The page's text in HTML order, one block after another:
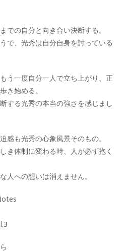
での自分と向き合い決断する。
で、光秀は自分自身を討っている
う一度自分一人で立ち上がり、正
き始める。
する光秀の本当の強さを感じまし
感も光秀の心象風景そのもの。
き体制に変わる時、人が必ず抱く
人への想いは消えません。‬